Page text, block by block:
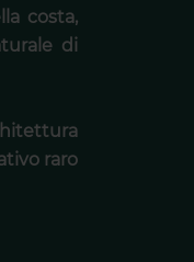
costa,
di
raro